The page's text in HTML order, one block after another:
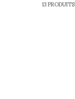
13 PRODUITS